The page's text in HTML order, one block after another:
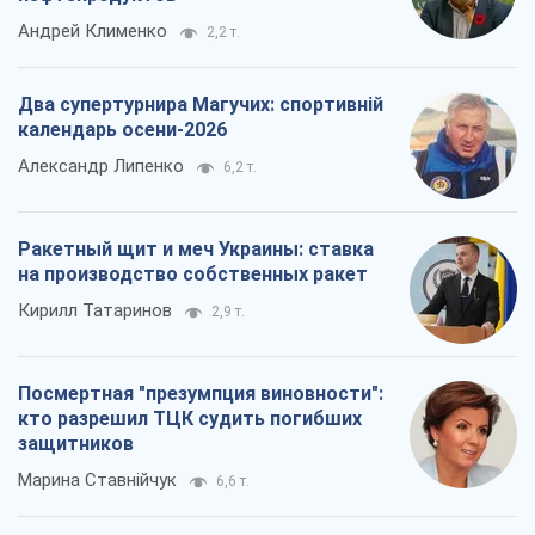
Андрей Клименко 2,2 т.
Два супертурнира Магучих: спортивній
календарь осени-2026
Александр Липенко 6,2 т.
Ракетный щит и меч Украины: ставка
на производство собственных ракет
Кирилл Татаринов 2,9 т.
Посмертная "презумпция виновности":
кто разрешил ТЦК судить погибших
защитников
Марина Ставнійчук 6,6 т.